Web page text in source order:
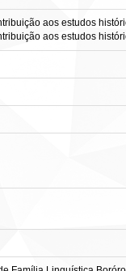
aos estudos
aos estudos